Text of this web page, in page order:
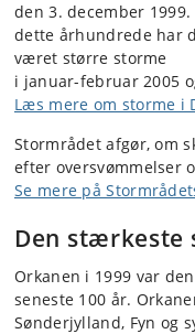
den 3. december 1999.
dette århundrede har
været større storme
i januar-februar 2005
Læs mere om storme i
Stormrådet afgør, om
efter oversvømmelser
Se mere på
Den stærkeste
Orkanen i 1999 var
seneste 100 år.
Sønderjylland, Fyn og